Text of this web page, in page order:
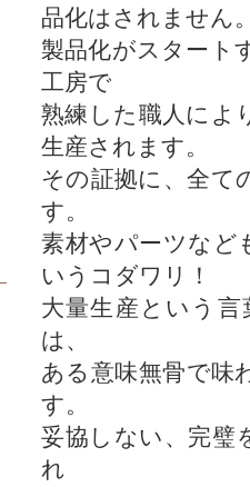
品化はされません
製品化がスタート
工房で
熟練した職人によ
生産されます。
その証拠に、全て
す。
素材やパーツなど
いうコダワリ！
大量生産という
は、
ある意味無骨で味
す。
妥協しない、完璧
れ